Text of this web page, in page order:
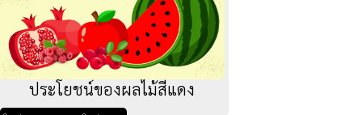
ประโยชน์ของผลไม้สีแดง